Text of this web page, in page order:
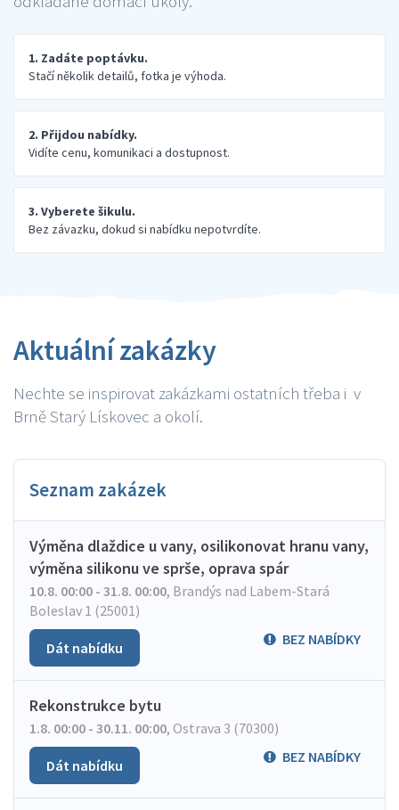
1. Zadáte poptávku.
Stačí několik detailů, fotka je výhoda.
2. Přijdou nabídky.
Vidíte cenu, komunikaci a dostupnost.
3. Vyberete šikulu.
Bez závazku, dokud si nabídku nepotvrdíte.
Aktuální zakázky
Nechte se inspirovat zakázkami ostatních třeba i v
Brně Starý Lískovec a okolí.
Seznam zakázek
Výměna dlaždice u vany, osilikonovat hranu vany,
výměna silikonu ve sprše, oprava spár
10.8. 00:00 - 31.8. 00:00, Brandýs nad Labem-Stará
Boleslav 1 (25001)
BEZ NABÍDKY
Dát nabídku
Rekonstrukce bytu
1.8. 00:00 - 30.11. 00:00, Ostrava 3 (70300)
BEZ NABÍDKY
Dát nabídku